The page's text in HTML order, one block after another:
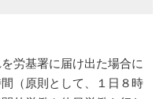
労基署に届け出た場合に
（原則として、１日８時